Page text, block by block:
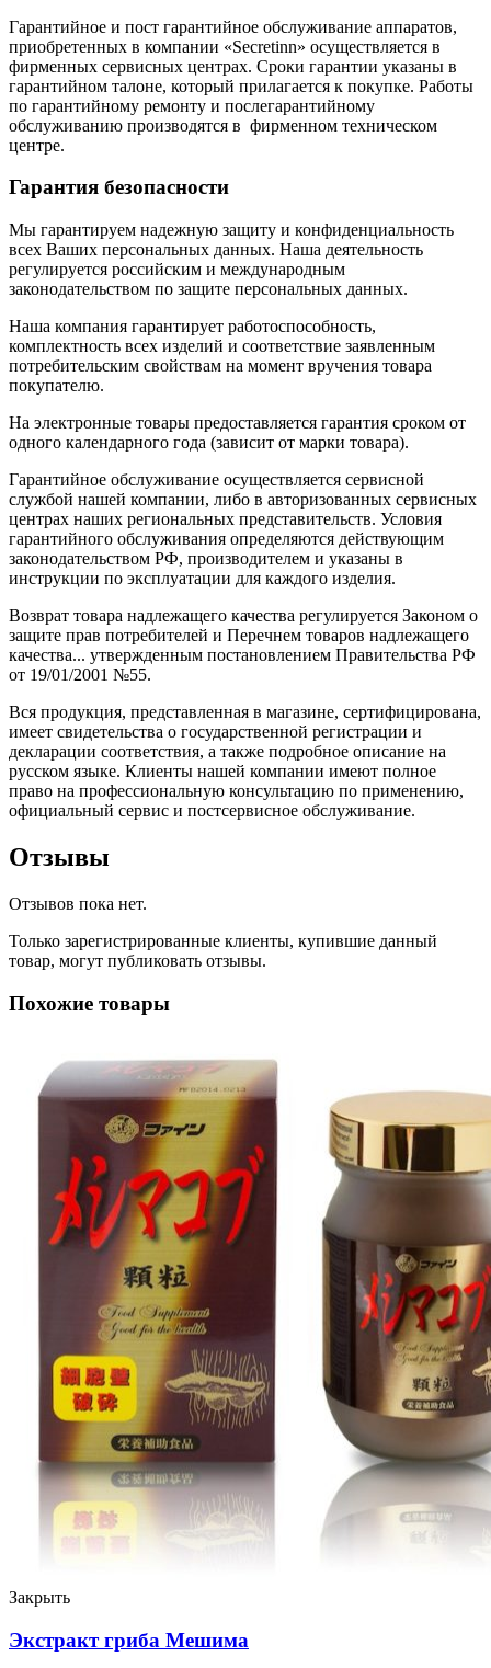
Гарантийное и пост гарантийное обслуживание аппаратов,
приобретенных в компании «Secretinn» осуществляется в
фирменных сервисных центрах. Сроки гарантии указаны в
гарантийном талоне, который прилагается к покупке. Работы
по гарантийному ремонту и послегарантийному
обслуживанию производятся в фирменном техническом
центре.
Гарантия безопасности
Мы гарантируем надежную защиту и конфиденциальность
всех Ваших персональных данных. Наша деятельность
регулируется российским и международным
законодательством по защите персональных данных.
Наша компания гарантирует работоспособность,
комплектность всех изделий и соответствие заявленным
потребительским свойствам на момент вручения товара
покупателю.
На электронные товары предоставляется гарантия сроком от
одного календарного года (зависит от марки товара).
Гарантийное обслуживание осуществляется сервисной
службой нашей компании, либо в авторизованных сервисных
центрах наших региональных представительств. Условия
гарантийного обслуживания определяются действующим
законодательством РФ, производителем и указаны в
инструкции по эксплуатации для каждого изделия.
Возврат товара надлежащего качества регулируется Законом о
защите прав потребителей и Перечнем товаров надлежащего
качества... утвержденным постановлением Правительства РФ
от 19/01/2001 №55.
Вся продукция, представленная в магазине, сертифицирована,
имеет свидетельства о государственной регистрации и
декларации соответствия, а также подробное описание на
русском языке. Клиенты нашей компании имеют полное
право на профессиональную консультацию по применению,
официальный сервис и постсервисное обслуживание.
Отзывы
Отзывов пока нет.
Только зарегистрированные клиенты, купившие данный
товар, могут публиковать отзывы.
Похожие товары
Закрыть
Экстракт гриба Мешима